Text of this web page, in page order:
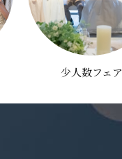
少人数フェア